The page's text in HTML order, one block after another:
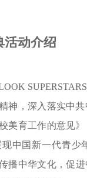
活动介绍
神，深入落实中
美育工作的意见
中国新一代青少
播中华文化，促